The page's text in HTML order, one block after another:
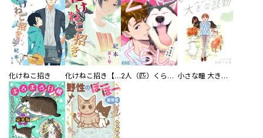
化けねこ招き 化けねこ招き【描きおろし付合冊版】 2人（匹）くらし。 小さな瞳 大きな鼓動